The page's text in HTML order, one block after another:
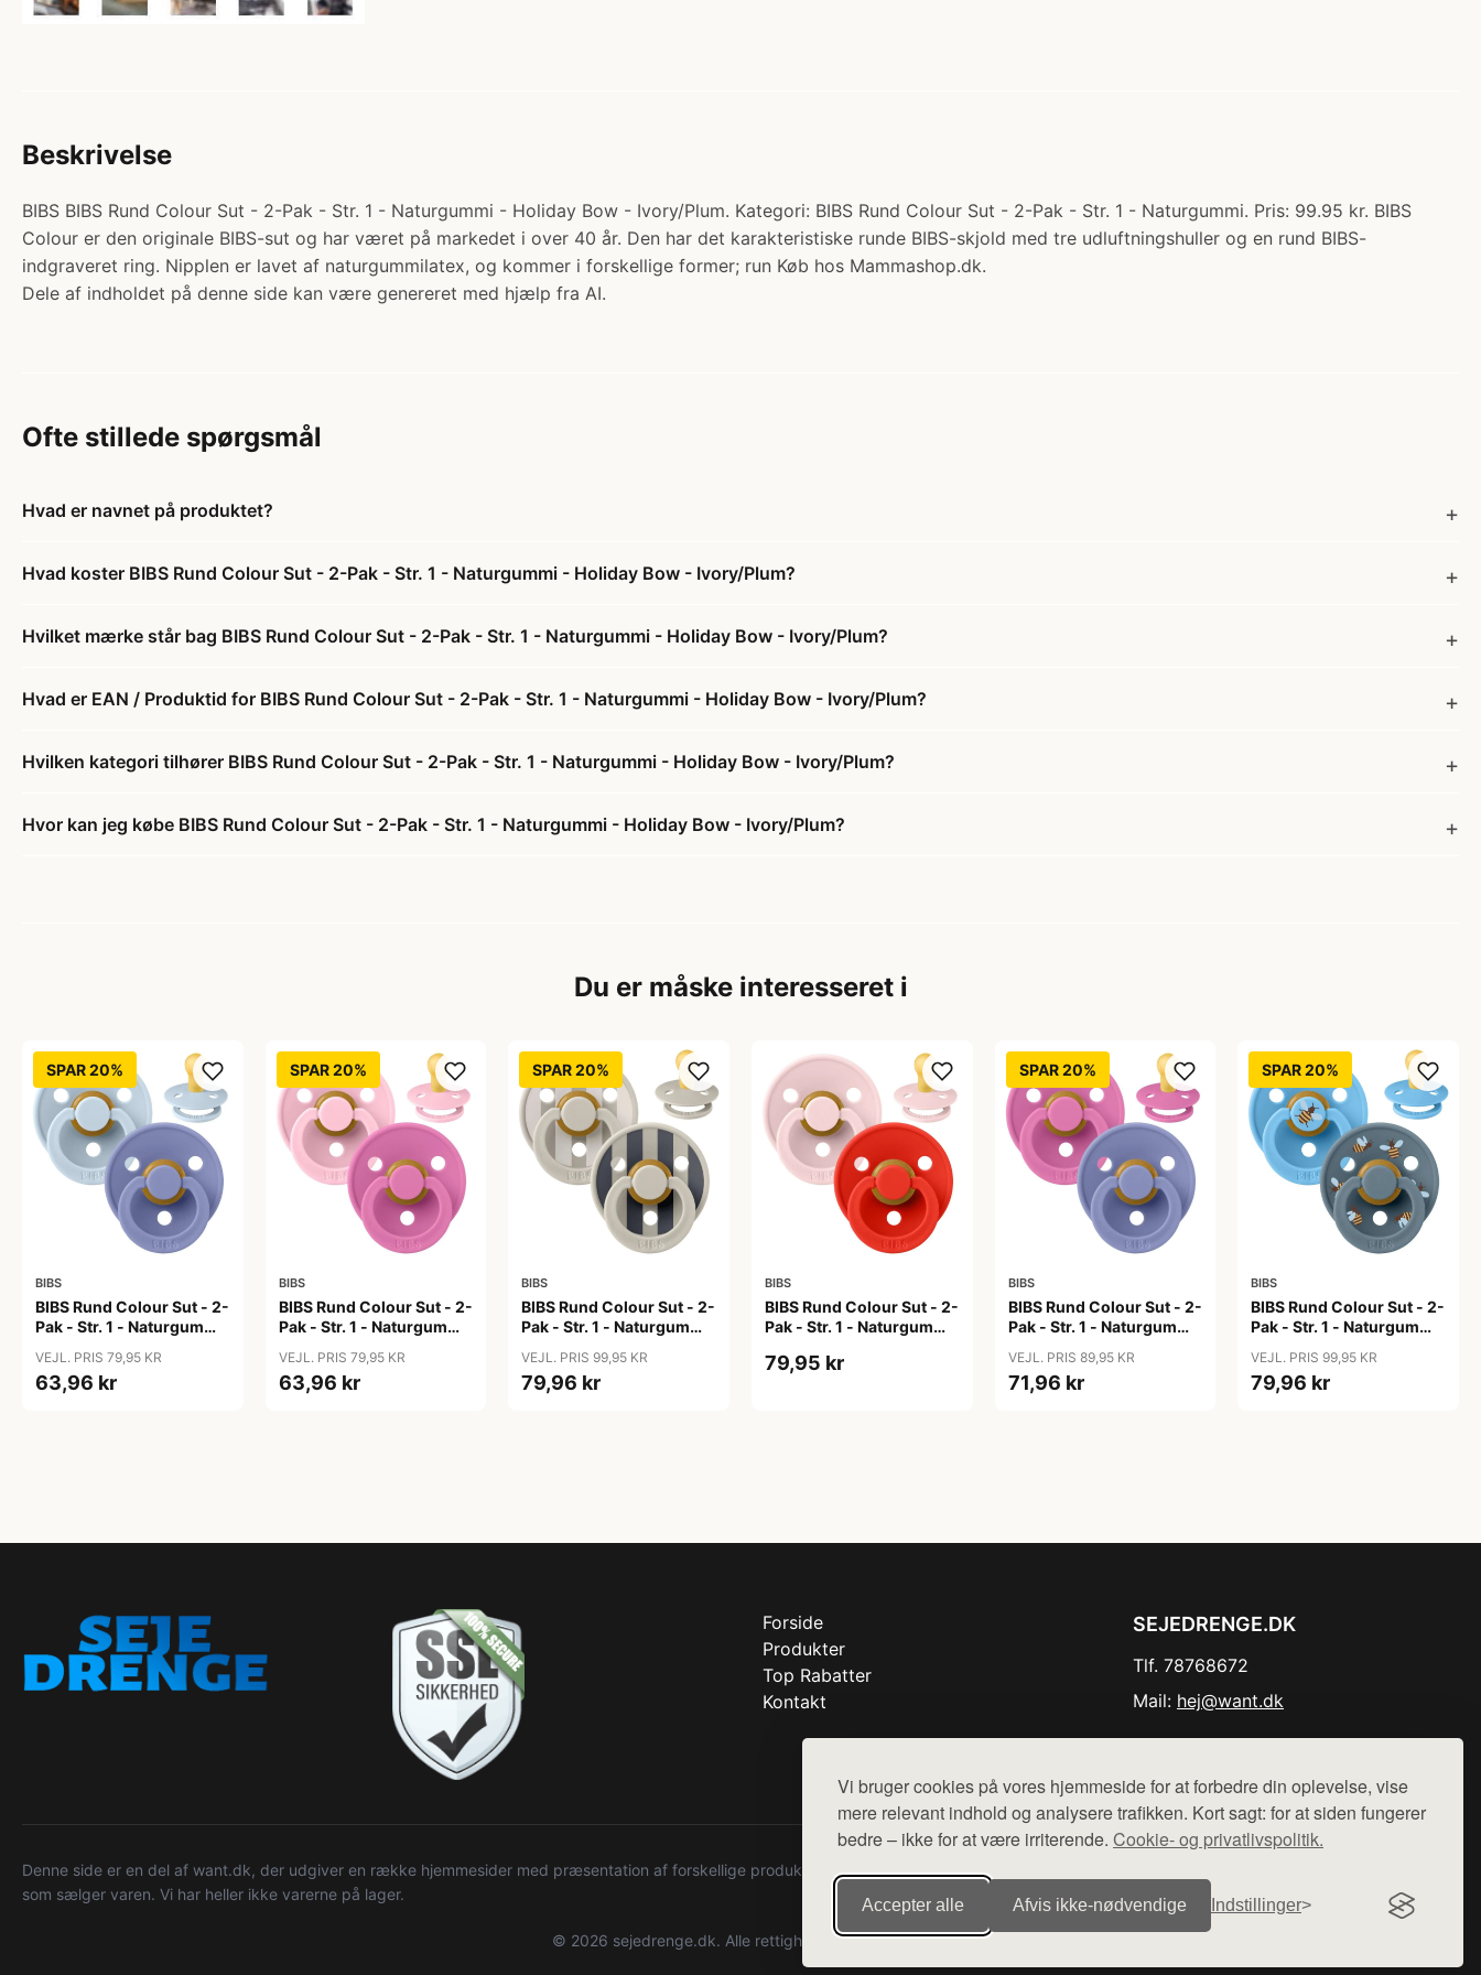
Vi bruger cookies på vores hjemmeside for at forbedre din oplevelse, vise
mere relevant indhold og analysere trafikken. Kort sagt: for at siden fungerer
bedre – ikke for at være irriterende. Cookie- og privatlivspolitik.
Accepter alle Afvis ikke‑nødvendige Indstillinger
Beskrivelse
BIBS BIBS Rund Colour Sut - 2-Pak - Str. 1 - Naturgummi - Holiday Bow - Ivory/Plum. Kategori: BIBS Rund Colour Sut - 2-Pak - Str. 1 - Naturgummi. Pris: 99.95 kr. BIBS
Colour er den originale BIBS-sut og har været på markedet i over 40 år. Den har det karakteristiske runde BIBS-skjold med tre udluftningshuller og en rund BIBS-
indgraveret ring. Nipplen er lavet af naturgummilatex, og kommer i forskellige former; run Køb hos Mammashop.dk.
Dele af indholdet på denne side kan være genereret med hjælp fra AI.
Ofte stillede spørgsmål
Hvad er navnet på produktet?
Hvad koster BIBS Rund Colour Sut - 2-Pak - Str. 1 - Naturgummi - Holiday Bow - Ivory/Plum?
Hvilket mærke står bag BIBS Rund Colour Sut - 2-Pak - Str. 1 - Naturgummi - Holiday Bow - Ivory/Plum?
Hvad er EAN / Produktid for BIBS Rund Colour Sut - 2-Pak - Str. 1 - Naturgummi - Holiday Bow - Ivory/Plum?
Hvilken kategori tilhører BIBS Rund Colour Sut - 2-Pak - Str. 1 - Naturgummi - Holiday Bow - Ivory/Plum?
Hvor kan jeg købe BIBS Rund Colour Sut - 2-Pak - Str. 1 - Naturgummi - Holiday Bow - Ivory/Plum?
Du er måske interesseret i
SPAR 20%
BIBS
BIBS Rund Colour Sut - 2-
Pak - Str. 1 - Naturgummi
VEJL. PRIS 79,95 KR
63,96 kr
SPAR 20%
BIBS
BIBS Rund Colour Sut - 2-
Pak - Str. 1 - Naturgummi
VEJL. PRIS 79,95 KR
63,96 kr
SPAR 20%
BIBS
BIBS Rund Colour Sut - 2-
Pak - Str. 1 - Naturgummi
VEJL. PRIS 99,95 KR
79,96 kr
BIBS
BIBS Rund Colour Sut - 2-
Pak - Str. 1 - Naturgummi
79,95 kr
SPAR 20%
BIBS
BIBS Rund Colour Sut - 2-
Pak - Str. 1 - Naturgummi
VEJL. PRIS 89,95 KR
71,96 kr
SPAR 20%
BIBS
BIBS Rund Colour Sut - 2-
Pak - Str. 1 - Naturgummi
Breeze Mix
VEJL. PRIS 99,95 KR
79,96 kr
Forside
Produkter
Top Rabatter
Kontakt
SEJEDRENGE.DK
Tlf. 78768672
Mail: hej@want.dk
Denne side er en del af want.dk, der udgiver en række hjemmesider med præsentation af forskellige produkter fra diverse webshops. Der sælges ikke varer fra denne side - vi henviser til de shops,
som sælger varen. Vi har heller ikke varerne på lager.
© 2026 sejedrenge.dk. Alle rettigheder forbeholdes.